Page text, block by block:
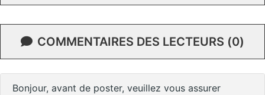
COMMENTAIRES DES LECTEURS (0)
Bonjour, avant de poster, veuillez vous assurer